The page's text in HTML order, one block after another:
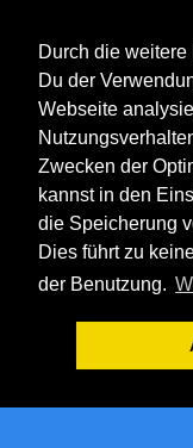
Durch die
Du der
Webseite
Zwecken der
kannst in den
die Speicherung
Dies führt zu
der Benutzung.